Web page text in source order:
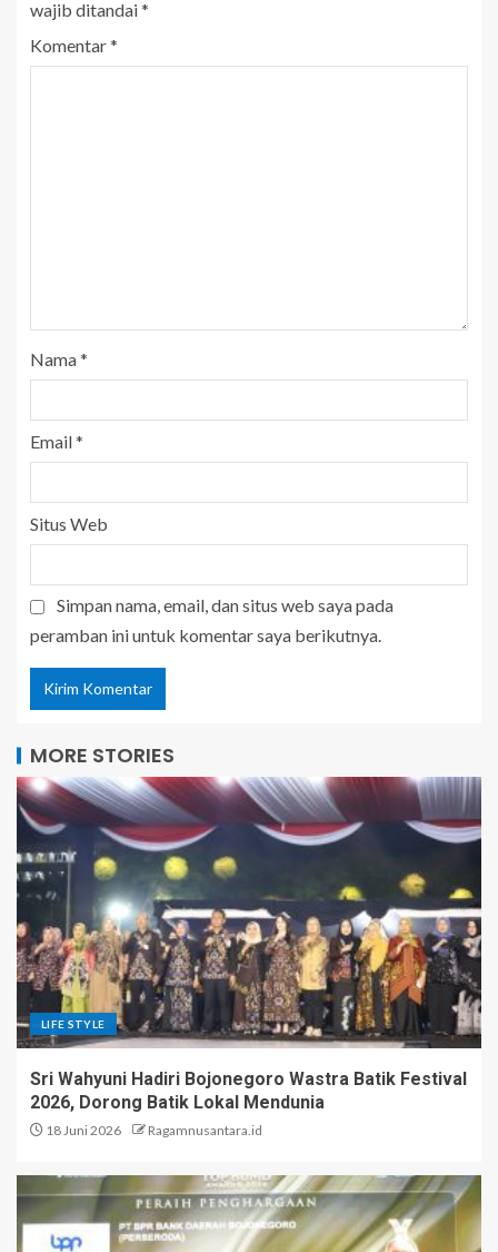
wajib ditandai*
Komentar*
Nama*
Email*
Situs Web
Simpan nama, email, dan situs web saya pada
peramban ini untuk komentar saya berikutnya.
MORE STORIES
LIFE STYLE
Sri Wahyuni Hadiri Bojonegoro Wastra Batik Festival
2026, Dorong Batik Lokal Mendunia
18 Juni 2026 Ragamnusantara.id